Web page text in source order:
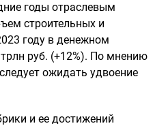
годы отраслевым
строительных и
году в денежном
руб. (+12%). По мнению
ожидать удвоение
и ее достижений